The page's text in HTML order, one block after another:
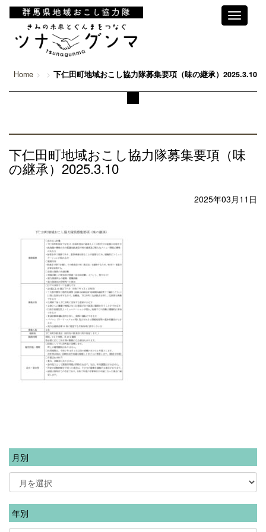
Toggle
Home 下仁田町地域おこし協力隊募集要項（味の継承）2025.3.10
下仁田町地域おこし協力隊募集要項（味
の継承）2025.3.10
2025年03月11日
月別
年別